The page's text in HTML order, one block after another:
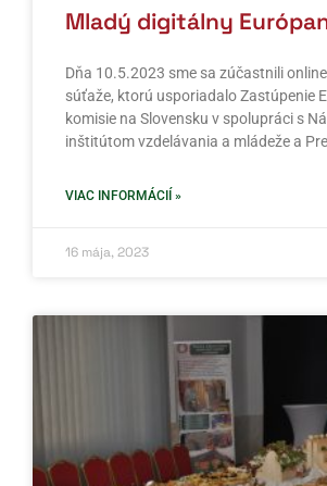
Mladý digitálny
Dňa 10.5.2023 sme sa zúčastnili
súťaže, ktorú usporiadalo Zastúpenie
komisie na Slovensku v spolupráci s
inštitútom vzdelávania a mládeže a
VIAC INFORMÁCIÍ »
16 mája, 2023